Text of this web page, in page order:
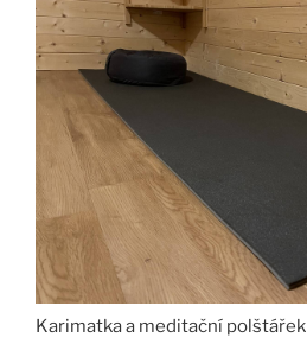
Karimatka a meditační polštářek